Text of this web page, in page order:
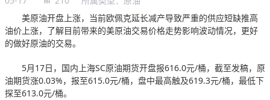
美原油开盘上涨，当前欧佩克延长减产导致严重的供应短缺推高
油价上涨，了解目前带来的美原油交易价格走势影响波动情况，更好
的做好原油的交易。
5月17日，国内上海SC原油期货开盘报616.0元/桶，截至发稿，原
油期货涨0.03%，报至615.0元/桶，盘中最高触及619.3元/桶，最低下
探至613.0元/桶。